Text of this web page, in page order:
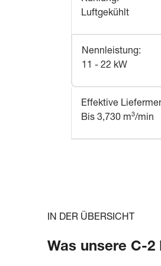
Luftgekühlt
Nennleistung:
11 - 22 kW
Effektive
Bis 3,730 m³/min
IN DER ÜBERSICHT
Was unsere C-